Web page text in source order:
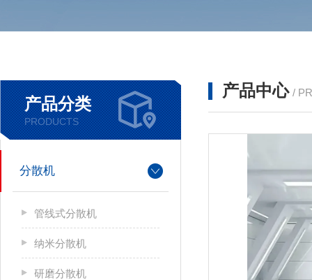
产品分类
PRODUCTS
分散机
管线式分散机
纳米分散机
研磨分散机
产品中心 /